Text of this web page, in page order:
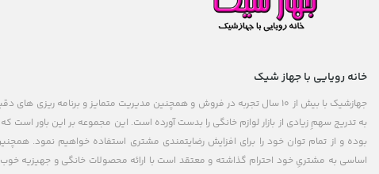
خانه رویایی با جهاز شیک
جهازشیک با بیش از 10 سال تجربه در فروش و همچنین مدیریت متمایز و برنامه
به تدریج سهمِ زیادی از بازار لوازم خانگی را بدست آورده است. این مجموعه بر این باور
بوده و از تمام توان خود را برای افزایش رضایتمندی مشتری استفاده خواهیم نمود.
اساسی به مشتریِ خود احترام گذاشته و معتقد است با ارائه محصولات خانگی و جهیزیه خوب